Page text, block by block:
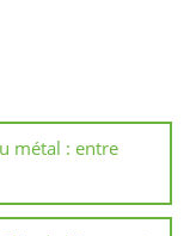
métal : entre